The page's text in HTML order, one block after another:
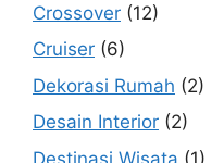
Crossover (12)
Cruiser (6)
Dekorasi Rumah (2)
Desain Interior (2)
Destinasi Wisata (1)